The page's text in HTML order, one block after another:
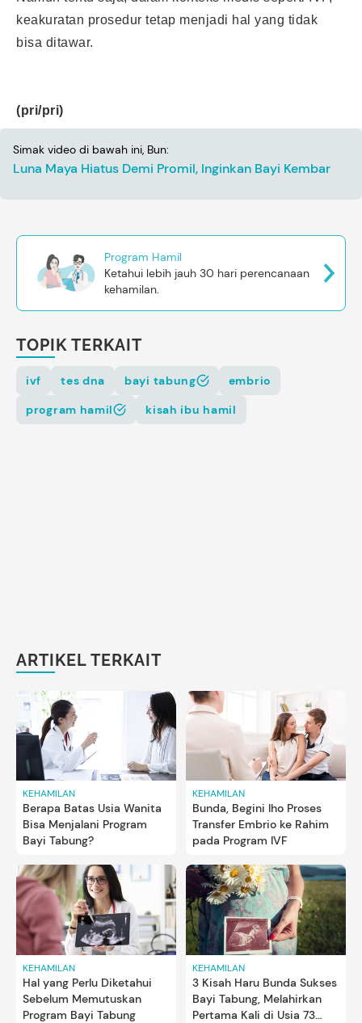
keakuratan prosedur tetap menjadi hal yang tidak
bisa ditawar.
(pri/pri)
Simak video di bawah ini, Bun:
Luna Maya Hiatus Demi Promil, Inginkan Bayi Kembar
Program Hamil
Ketahui lebih jauh 30 hari perencanaan
kehamilan.
TOPIK TERKAIT
ivf tes dna bayi tabung
embrio
program hamil
kisah ibu hamil
ARTIKEL TERKAIT
KEHAMILAN
Berapa Batas Usia Wanita
Bisa Menjalani Program
Bayi Tabung?
KEHAMILAN
Bunda, Begini lho Proses
Transfer Embrio ke Rahim
pada Program IVF
KEHAMILAN
Hal yang Perlu Diketahui
Sebelum Memutuskan
Program Bayi Tabung
KEHAMILAN
3 Kisah Haru Bunda Sukses
Bayi Tabung, Melahirkan
Pertama Kali di Usia 73